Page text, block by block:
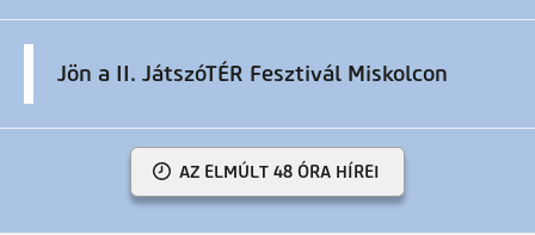
Jön a II. JátszóTÉR Fesztivál Miskolcon
AZ ELMÚLT 48 ÓRA HÍREI